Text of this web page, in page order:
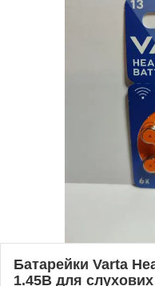
Батарейки Varta
1.45В для слухових